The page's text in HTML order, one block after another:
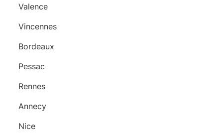
Valence
Vincennes
Bordeaux
Pessac
Rennes
Annecy
Nice